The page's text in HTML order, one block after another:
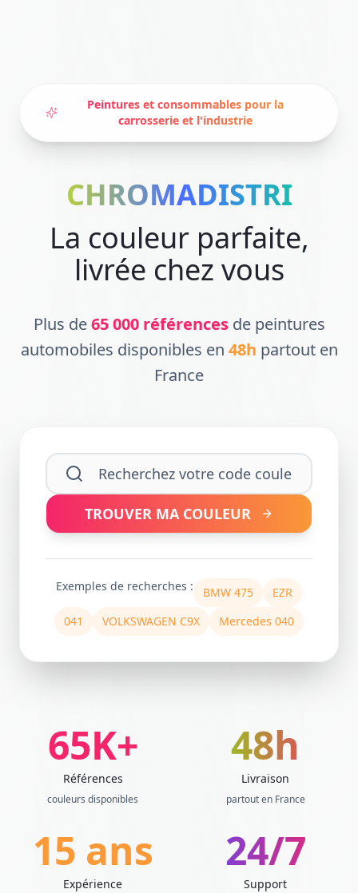
Peintures et consommables pour la
carrosserie et l'industrie
CHROMADISTRI
CHROMADISTRI
La couleur parfaite,
livrée chez vous
Plus de65 000 référencesde peintures
automobiles disponibles en 48h partout en
France
TROUVER MA COULEUR
Exemples de recherches : BMW 475
EZR
041
VOLKSWAGEN C9X Mercedes 040
65K+
Références
couleurs disponibles
48h
Livraison
partout en France
15 ans
Expérience
24/7
Support